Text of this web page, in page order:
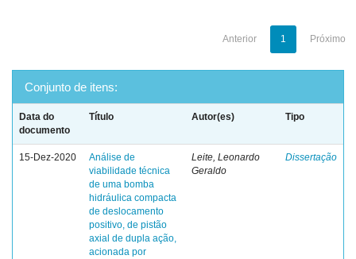
Anterior 1 Próximo
Conjunto de itens:
Data do
documento
Título Autor(es) Tipo
15-Dez-2020
Análise de
viabilidade técnica
de uma bomba
hidráulica compacta
de deslocamento
positivo, de pistão
axial de dupla ação,
acionada por
Leite, Leonardo
Geraldo
Dissertação